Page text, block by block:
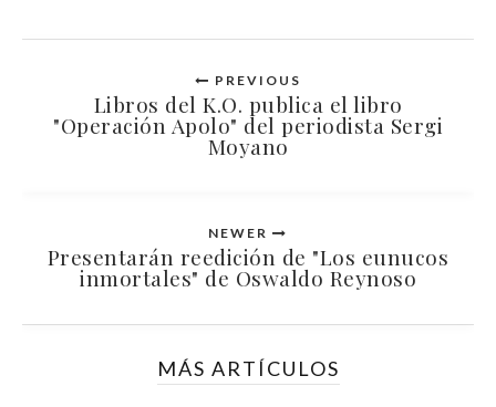
PREVIOUS
Libros del K.O. publica el libro
"Operación Apolo" del periodista Sergi
Moyano
NEWER
Presentarán reedición de "Los eunucos
inmortales" de Oswaldo Reynoso
MÁS ARTÍCULOS